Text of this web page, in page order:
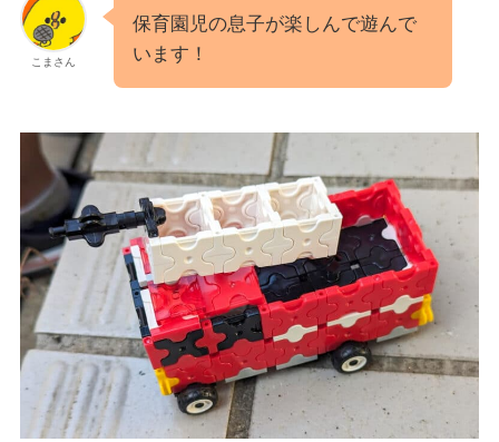
こまさん
保育園児の息子が楽しんで遊んで
います！